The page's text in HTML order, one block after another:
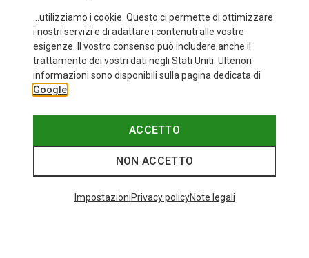
+10
fino a 35%
I più cercati
...utilizziamo i cookie. Questo ci permette di ottimizzare
i nostri servizi e di adattare i contenuti alle vostre
esigenze. Il vostro consenso può includere anche il
trattamento dei vostri dati negli Stati Uniti. Ulteriori
informazioni sono disponibili sulla pagina dedicata di
Google
ACCETTO
NON ACCETTO
ImpostazioniPrivacy policyNote legali